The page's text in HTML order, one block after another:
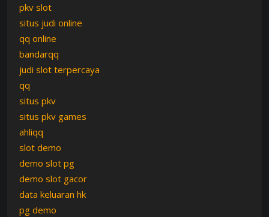
pkv slot
situs judi online
qq online
bandarqq
judi slot terpercaya
qq
situs pkv
situs pkv games
ahliqq
slot demo
demo slot pg
demo slot gacor
data keluaran hk
pg demo